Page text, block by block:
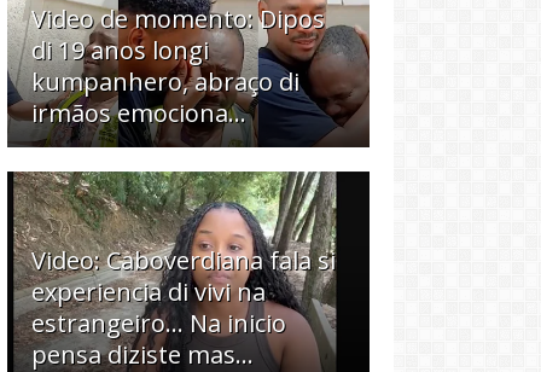
Video de momento: Dipos
di 19 anos longi
kumpanhero, abraço di
irmãos emociona…
Video: Caboverdiana fala si
experiencia di vivi na
estrangeiro... Na inicio
pensa diziste mas...